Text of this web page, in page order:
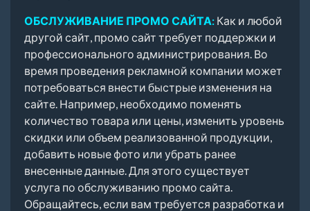
ОБСЛУЖИВАНИЕ ПРОМО САЙТА: Как и любой
другой сайт, промо сайт требует поддержки и
профессионального администрирования. Во
время проведения рекламной компании может
потребоваться внести быстрые изменения на
сайте. Например, необходимо поменять
количество товара или цены, изменить уровень
скидки или объем реализованной продукции,
добавить новые фото или убрать ранее
внесенные данные. Для этого существует
услуга по обслуживанию промо сайта.
Обращайтесь, если вам требуется разработка и